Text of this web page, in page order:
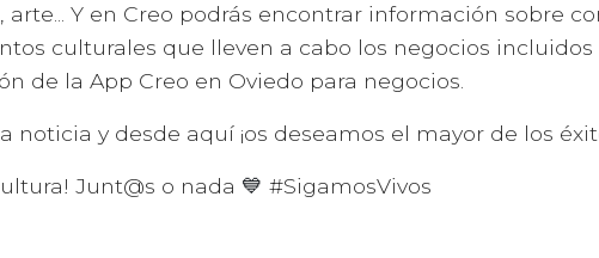
Y en Creo podrás encontrar información sobre
culturales que lleven a cabo los negocios
de la App Creo en Oviedo para negocios.
noticia y desde aquí ¡os deseamos el mayor de los
Junt@s o nada 💙 #SigamosVivos